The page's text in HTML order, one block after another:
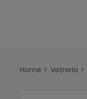
Home Vetreria